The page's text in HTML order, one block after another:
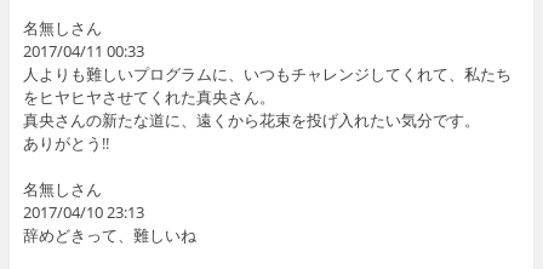
名無しさん
2017/04/11 00:33
人よりも難しいプログラムに、いつもチャレンジしてくれて、私たち
をヒヤヒヤさせてくれた真央さん。
真央さんの新たな道に、遠くから花束を投げ入れたい気分です。
ありがとう!!
名無しさん
2017/04/10 23:13
辞めどきって、難しいね